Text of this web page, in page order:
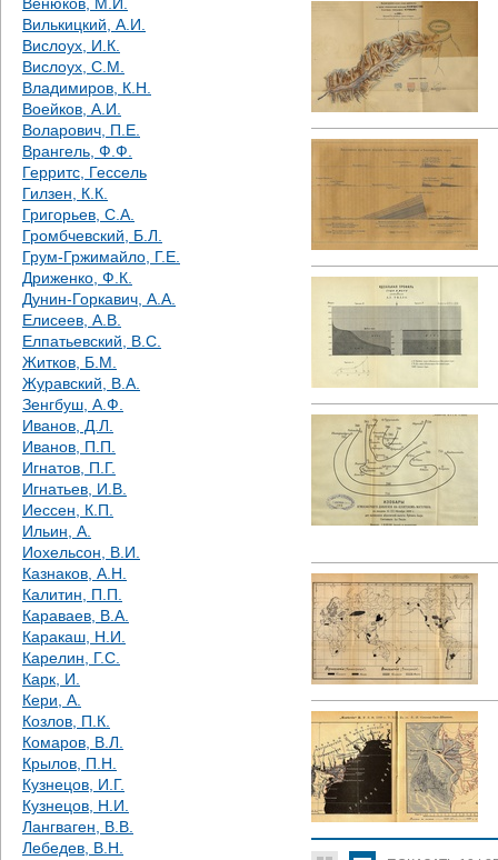
Вилькицкий, А.И.
Вислоух, И.К.
Вислоух, С.М.
Владимиров, К.Н.
Воейков, А.И.
Воларович, П.Е.
Врангель, Ф.Ф.
Герритс, Гессель
Гилзен, К.К.
Григорьев, С.А.
Громбчевский, Б.Л.
Грум-Гржимайло, Г.Е.
Дриженко, Ф.К.
Дунин-Горкавич, А.А.
Елисеев, А.В.
Елпатьевский, В.С.
Житков, Б.М.
Журавский, В.А.
Зенгбуш, А.Ф.
Иванов, Д.Л.
Иванов, П.П.
Игнатов, П.Г.
Игнатьев, И.В.
Иессен, К.П.
Ильин, А.
Иохельсон, В.И.
Казнаков, А.Н.
Калитин, П.П.
Караваев, В.А.
Каракаш, Н.И.
Карелин, Г.С.
Карк, И.
Кери, А.
Козлов, П.К.
Комаров, В.Л.
Крылов, П.Н.
Кузнецов, И.Г.
Кузнецов, Н.И.
Лангваген, В.В.
Лебедев, В.Н.